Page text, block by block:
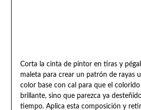
Corta la cinta de pintor en tiras y
maleta para crear un patrón de rayas
color base con cal para que el
brillante, sino que parezca ya
tiempo. Aplica esta composición y